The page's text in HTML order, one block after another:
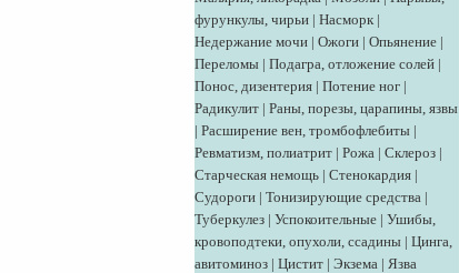
фурункулы, чирьи | Насморк |
Недержание мочи | Ожоги | Опьянение |
Переломы | Подагра, отложение солей |
Понос, дизентерия | Потение ног |
Радикулит | Раны, порезы, царапины, язвы
| Расширение вен, тромбофлебиты |
Ревматизм, полиатрит | Рожа | Склероз |
Старческая немощь | Стенокардия |
Судороги | Тонизирующие средства |
Туберкулез | Успокоительные | Ушибы,
кровоподтеки, опухоли, ссадины | Цинга,
авитоминоз | Цистит | Экзема | Язва